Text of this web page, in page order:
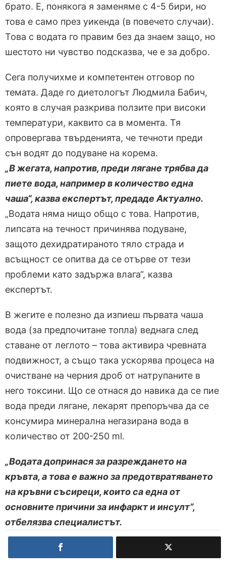
брато. Е, понякога я заменяме с 4-5 бири, но
това е само през уикенда (в повечето случаи).
Това с водата го правим без да знаем защо, но
шестото ни чувство подсказва, че е за добро.
Сега получихме и компетентен отговор по
темата. Даде го диетологът Людмила Бабич,
която в случая разкрива ползите при високи
температури, каквито са в момента. Тя
опровергава твърденията, че течноти преди
сън водят до подуване на корема.
„В жегата, напротив, преди лягане трябва да
пиете вода, например в количество една
чаша“, казва експертът, предаде Актуално.
„Водата няма нищо общо с това. Напротив,
липсата на течност причинява подуване,
защото дехидратираното тяло страда и
всъщност се опитва да се отърве от тези
проблеми като задържа влага“, казва
експертът.
В жегите е полезно да изпиеш първата чаша
вода (за предпочитане топла) веднага след
ставане от леглото – това активира чревната
подвижност, а също така ускорява процеса на
очистване на черния дроб от натрупаните в
него токсини. Що се отнася до навика да се пие
вода преди лягане, лекарят препоръчва да се
консумира минерална негазирана вода в
количество от 200-250 ml.
„Водата допринася за разреждането на
кръвта, а това е важно за предотвратяването
на кръвни съсиреци, които са една от
основните причини за инфаркт и инсулт“,
отбелязва специалистът.